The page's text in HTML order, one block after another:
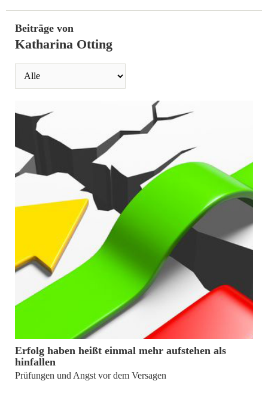
Beiträge von
Katharina Otting
12. Januar 2023
Erfolg haben heißt einmal mehr aufstehen als
hinfallen
Prüfungen und Angst vor dem Versagen